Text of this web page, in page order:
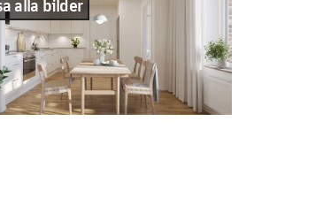
alla bilder